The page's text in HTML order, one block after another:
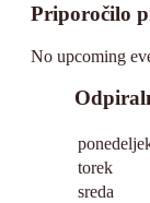
Priporočilo
No upcoming
torek
sreda